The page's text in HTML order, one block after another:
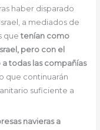
haber disparado
a mediados de
que tenían como
pero con el
todas las compañías
que continuarán
suficiente a
navieras a